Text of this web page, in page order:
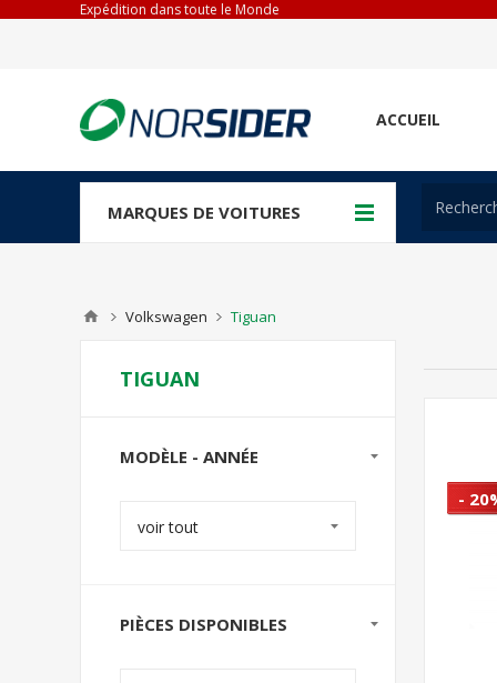
Expédition dans toute le Monde
ACCUEIL
MARQUES DE VOITURES
Volkswagen Tiguan
-
TIGUAN
MODÈLE - ANNÉE
voir tout
PIÈCES DISPONIBLES